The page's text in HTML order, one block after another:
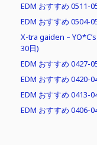
EDM おすすめ 0511-
EDM おすすめ 0504-
X-tra gaiden –
30日)
EDM おすすめ 0427-
EDM おすすめ 0420-
EDM おすすめ 0413-
EDM おすすめ 0406-